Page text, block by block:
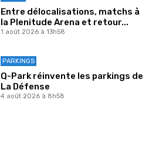
Entre délocalisations, matchs à
la Plenitude Arena et retour...
1 août 2026 à 13h58
PARKINGS
Q-Park réinvente les parkings de
La Défense
4 août 2026 à 8h58